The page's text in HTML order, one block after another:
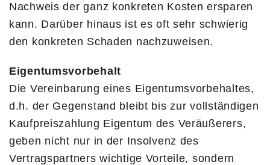
Nachweis der ganz konkreten Kosten ersparen
kann. Darüber hinaus ist es oft sehr schwierig
den konkreten Schaden nachzuweisen.
Eigentumsvorbehalt
Die Vereinbarung eines Eigentumsvorbehaltes,
d.h. der Gegenstand bleibt bis zur vollständigen
Kaufpreiszahlung Eigentum des Veräußerers,
geben nicht nur in der Insolvenz des
Vertragspartners wichtige Vorteile, sondern